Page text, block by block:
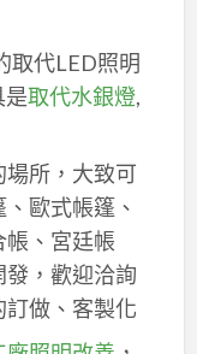
取代LED照明
是取代水銀燈,
所，大致可
歐式帳篷、
、宮廷帳
發，歡迎洽詢
做、客製化